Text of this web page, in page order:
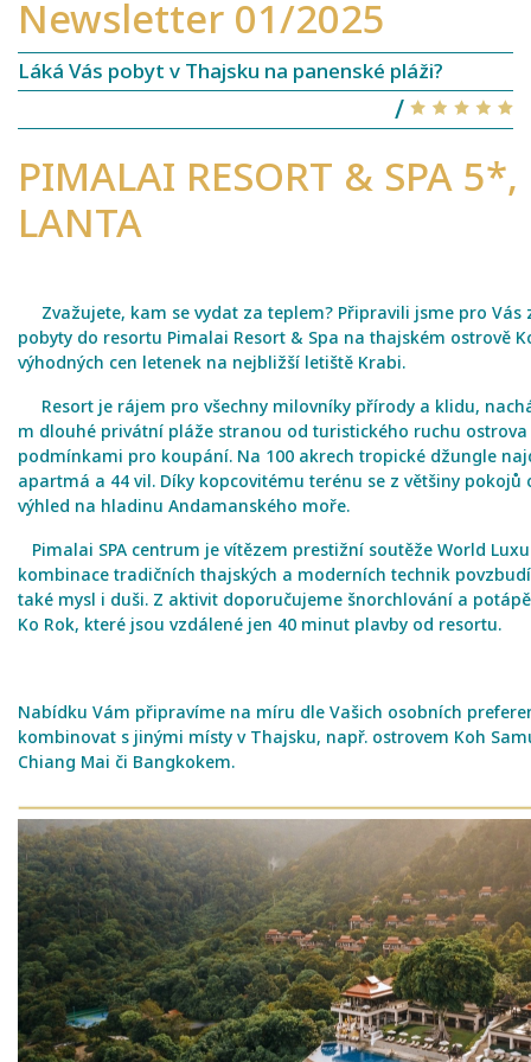
Newsletter 01/2025
Láká Vás pobyt v Thajsku na panenské pláži?
/
PIMALAI RESORT & SPA
LANTA
Zvažujete, kam se vydat za teplem? Připravili jsme pro Vás
pobyty do resortu Pimalai Resort & Spa na thajském ostrově
výhodných cen letenek na nejbližší letiště Krabi.
Resort je rájem pro všechny milovníky přírody a klidu,
m dlouhé privátní pláže stranou od turistického ruchu ostrova
podmínkami pro koupání. Na 100 akrech tropické džungle
apartmá a 44 vil. Díky kopcovitému terénu se z většiny pokojů
výhled na hladinu Andamanského moře.
Pimalai SPA centrum je vítězem prestižní soutěže World
kombinace tradičních thajských a moderních technik
také mysl i duši. Z aktivit doporučujeme šnorchlování a
Ko Rok, které jsou vzdálené jen 40 minut plavby od resortu.
Nabídku Vám připravíme na míru dle Vašich osobních
kombinovat s jinými místy v Thajsku, např. ostrovem Koh
Chiang Mai či Bangkokem.